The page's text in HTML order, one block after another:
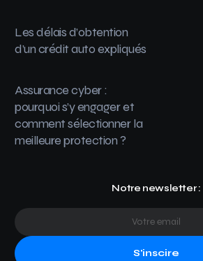
Les délais d’obtention
d’un crédit auto expliqués
Assurance cyber :
pourquoi s’y engager et
comment sélectionner la
meilleure protection ?
Notre newsletter :
S'inscire